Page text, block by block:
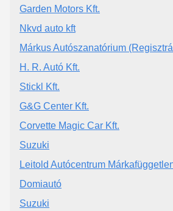
Garden Motors Kft.
Nkvd auto kft
Márkus Autószanatórium
H. R. Autó Kft.
Stickl Kft.
G&G Center Kft.
Corvette Magic Car Kft.
Suzuki
Leitold Autócentrum
Domiautó
Suzuki